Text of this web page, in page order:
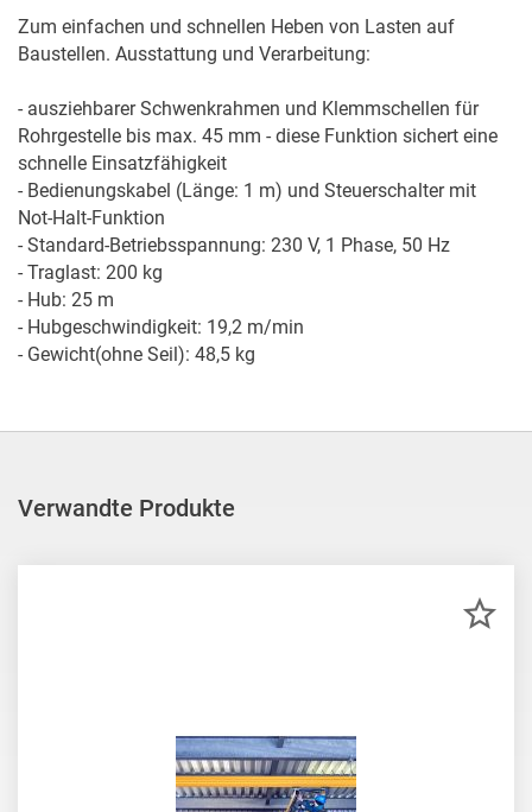
Zum einfachen und schnellen Heben von Lasten auf
Baustellen. Ausstattung und Verarbeitung:
- ausziehbarer Schwenkrahmen und Klemmschellen für
Rohrgestelle bis max. 45 mm - diese Funktion sichert eine
schnelle Einsatzfähigkeit
- Bedienungskabel (Länge: 1 m) und Steuerschalter mit
Not-Halt-Funktion
- Standard-Betriebsspannung: 230 V, 1 Phase, 50 Hz
- Traglast: 200 kg
- Hub: 25 m
- Hubgeschwindigkeit: 19,2 m/min
- Gewicht(ohne Seil): 48,5 kg
Verwandte Produkte